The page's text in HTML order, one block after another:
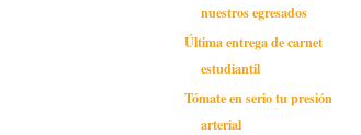
nuestros egresados
Última entrega de carnet
estudiantil
Tómate en serio tu presión
arterial